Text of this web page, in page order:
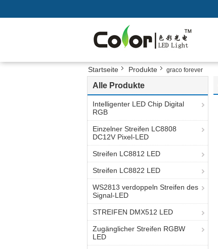
Startseite Produkte graco forever
Alle Produkte
Intelligenter LED Chip Digital
RGB
Einzelner Streifen LC8808
DC12V Pixel-LED
Streifen LC8812 LED
Streifen LC8822 LED
WS2813 verdoppeln Streifen des
Signal-LED
STREIFEN DMX512 LED
Zugänglicher Streifen RGBW
LED